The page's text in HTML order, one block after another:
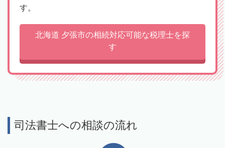
す。
北海道 夕張市の相続対応可能な税理士を探
す
司法書士への相談の流れ